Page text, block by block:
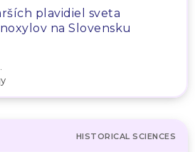
plavidiel sveta
na Slovensku
HISTORICAL SCIENCES